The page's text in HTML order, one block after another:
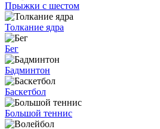
Прыжки с шестом
Толкание ядра
Бег
Бадминтон
Баскетбол
Большой теннис